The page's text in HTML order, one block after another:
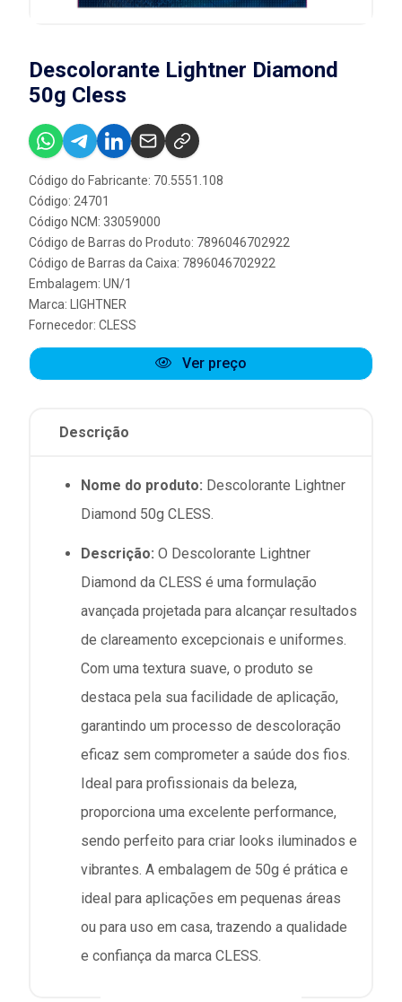
Descolorante Lightner Diamond
50g Cless
Código do Fabricante: 70.5551.108
Código: 24701
Código NCM: 33059000
Código de Barras do Produto: 7896046702922
Código de Barras da Caixa: 7896046702922
Embalagem: UN/1
Marca: LIGHTNER
Fornecedor: CLESS
Ver preço
Descrição
Nome do produto: Descolorante Lightner
Diamond 50g CLESS.
Descrição: O Descolorante Lightner
Diamond da CLESS é uma formulação
avançada projetada para alcançar resultados
de clareamento excepcionais e uniformes.
Com uma textura suave, o produto se
destaca pela sua facilidade de aplicação,
garantindo um processo de descoloração
eficaz sem comprometer a saúde dos fios.
Ideal para profissionais da beleza,
proporciona uma excelente performance,
sendo perfeito para criar looks iluminados e
vibrantes. A embalagem de 50g é prática e
ideal para aplicações em pequenas áreas
ou para uso em casa, trazendo a qualidade
e confiança da marca CLESS.